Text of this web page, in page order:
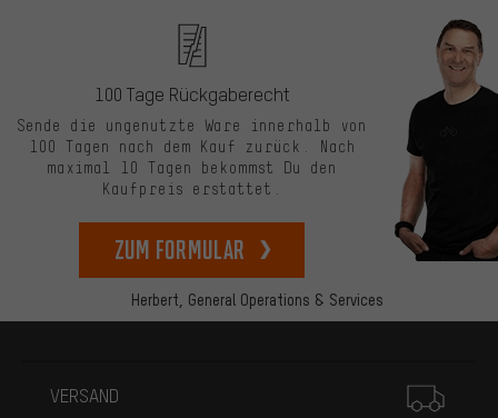
Herbert, General Operations & Services
100 Tage Rückgaberecht
Sende die ungenutzte Ware innerhalb von
100 Tagen nach dem Kauf zurück. Nach
maximal 10 Tagen bekommst Du den
Kaufpreis erstattet.
zum Formular
VERSAND